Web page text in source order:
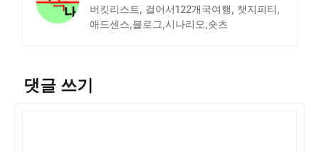
버킷리스트, 걸어서122개국여행, 챗지피티,
애드센스,블로그,시나리오,숏츠
댓글 쓰기